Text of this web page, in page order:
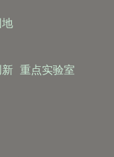
地
新 重点实验室